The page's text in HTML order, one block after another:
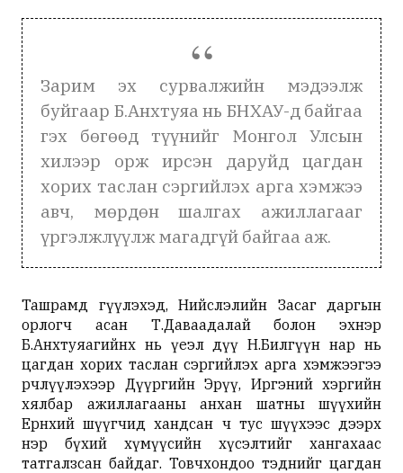
Зарим эх сурвалжийн мэдээлж
буйгаар Б.Анхтуяа нь БНХАУ-д байгаа
гэх бөгөөд түүнийг Монгол Улсын
хилээр орж ирсэн даруйд цагдан
хорих таслан сэргийлэх арга хэмжээ
авч, мөрдөн шалгах ажиллагааг
үргэлжлүүлж магадгүй байгаа аж.
Ташрамд өгүүлэхэд, Нийслэлийн Засаг даргын
орлогч асан Т.Даваадалай болон эхнэр
Б.Анхтуяагийнх нь үеэл дүү Н.Билгүүн нар нь
цагдан хорих таслан сэргийлэх арга хэмжээгээ
өөрчлүүлэхээр Дүүргийн Эрүү, Иргэний хэргийн
хялбар ажиллагааны анхан шатны шүүхийн
Ерөнхий шүүгчид хандсан ч тус шүүхээс дээрх
нэр бүхий хүмүүсийн хүсэлтийг хангахаас
татгалзсан байдаг. Товчхондоо тэднийг цагдан